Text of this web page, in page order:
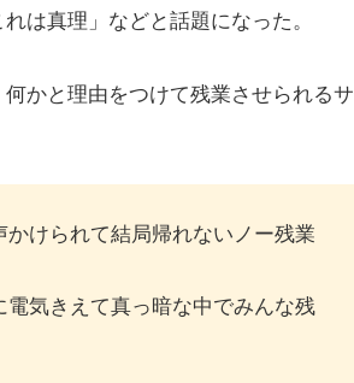
は真理」などと話題になった。
かと理由をつけて残業させられるサ
かけられて結局帰れないノー残業
電気きえて真っ暗な中でみんな残